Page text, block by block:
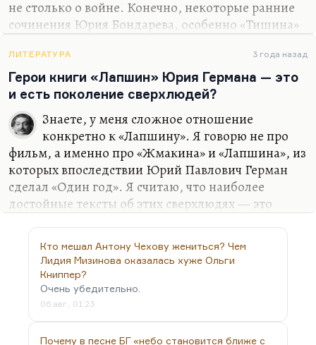
не столько о войне. Конечно, некоторые ранние
сочинения Юрия Бондарева, особенно «Тишина»
очень сильная книга Владимира Богомолова, обе
книги Владимира Богомолова, я считаю — его «В
августе сорок четвёртого», и особенно «Жизнь
моя, иль ты приснилась мне…». Да много есть.
Борис Васильев тоже. Замечательные
воспоминания, записки Никулина. Конечно,
«Блокадная книга» Даниила Гранина и Алеся
Адамовича. Конечно, я думаю, Елена Ржевская с
её документальной прозой. А уж стихов-то…
ЛИТЕРАТУРА 3 года назад
Герои книги «Лапшин» Юрия Германа — это
и есть поколение сверхлюдей?
Знаете, у меня сложное отношение
конкретно к «Лапшину». Я говорю не про
фильм, а именно про «Жмакина» и «Лапшина», из
которых впоследствии Юрий Павлович Герман
сделал «Один год». Я считаю, что наиболее
достойные тексты об этих сверхлюдях — это
упомянутую; это роман Бондарева «Выбор», где,
глядя на Илью Рамзина, на его подростковую
фотографию, дочь главного героя, художника
Васильева, говорит: «Это же полубоги!» Кого-то
удивит, что я хвалю Бондарева — писателя вроде
бы идеологически мне совершенно враждебного.
У Бондарева много плохой прозы, но «Тишина»,
Кто мешал Антону Чехову жениться? Чем
Лидия Мизинова оказалась хуже Ольги
Книппер?
Очень убедительно.
06 авг., 01:23
Почему в песне БГ «небо становится ближе с